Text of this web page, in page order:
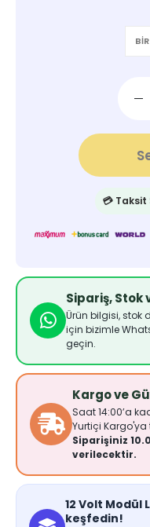
💳 Taksit
Sipariş, Stok
Ürün bilgisi, stok
için bizimle
geçin.
Kargo ve
Saat 14:00’a
Yurtiçi Kargo'ya
Siparişiniz
verilecektir.
12 Volt Modül
keşfedin!